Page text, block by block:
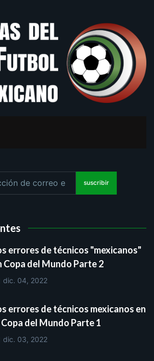
suscribir
errores de técnicos "mexicanos"
Copa del Mundo Parte 2
dic. 04, 2022
errores de técnicos mexicanos en
del Mundo Parte 1
dic. 03, 2022